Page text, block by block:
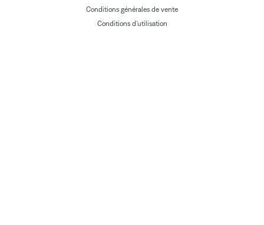
Conditions générales de vente
Conditions d'utilisation